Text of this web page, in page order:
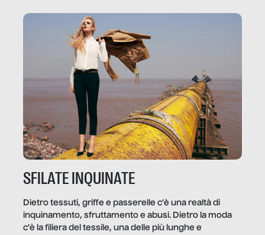
trae un guadagno. In questo reportage vediamo
quale e come.
SFILATE INQUINATE
Dietro tessuti, griffe e passerelle c’è una realtà di
inquinamento, sfruttamento e abusi. Dietro la moda
c’è la filiera del tessile, una delle più lunghe e